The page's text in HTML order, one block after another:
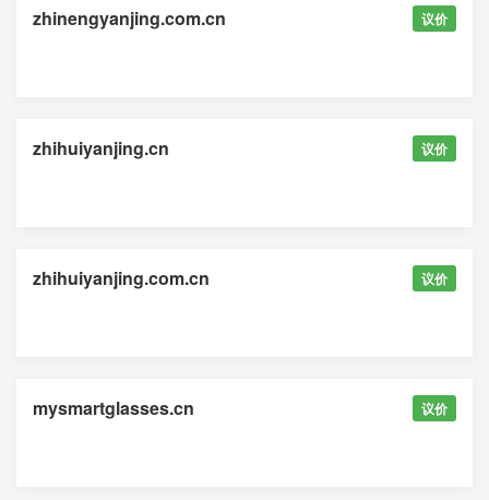
zhinengyanjing.com.cn 议价
zhihuiyanjing.cn 议价
zhihuiyanjing.com.cn 议价
mysmartglasses.cn 议价